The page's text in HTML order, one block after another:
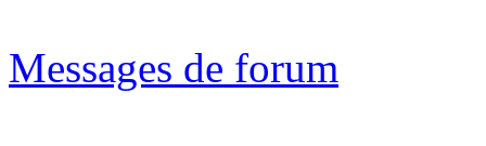
Messages de forum